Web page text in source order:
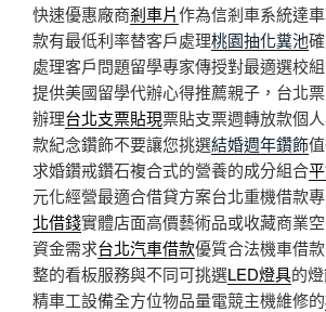
快速優惠廠商剎車片作為信剎車系統達
款有最低利率替客戶處理桃園抽化糞池
處理客戶問題留學專家傳授對最適選校
提供美國留學代辦心得推薦親子，台北
辦理台北支票貼現票貼支票週轉放款個
款紀念鑽飾不要讓您挑選結婚週年鑽飾
求婚鑽戒鑽石複合式的營養的成分組合
元化經營最適合借貸方案台北重機借款
北借錢實體店面高價藝術品或收藏商業
資金需求台北汽車借款優質合法機車借
整的看板服務與不同可挑選LED燈具的
精車工設備全方位物品量電競主機維修的